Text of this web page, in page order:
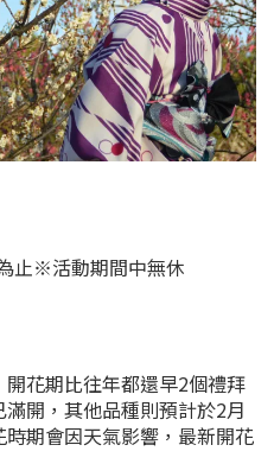
止※活動期間中無休
花期比往年都還早2個禮拜
開，其他品種則預計於2月
期會因天氣影響，最新開花